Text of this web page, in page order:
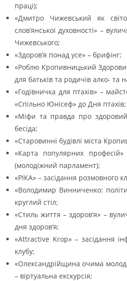
праці);
«Дмитро Чижевський як
слов’янської духовності» –
Чижевського;
«Здоров’я понад усе» – брифінг;
«Роблю Кропивницький
для батьків та родичів алко- та
«Годівничка для птахів» –
«Спільно Юнісеф» до Дня птахів;
«Міфи та правда про здоровий
бесіда;
«Старовинні будівлі міста
«Карта популярних
(молодіжний парламент);
«РІКА» – засідання розмовного
«Володимир Винниченко:
круглий стіл;
«Стиль життя – здоров’я» –
дня здоров’я;
«Attractive Krop» – засідання
клубу;
«Олександрійщина очима
– віртуальна екскурсія;